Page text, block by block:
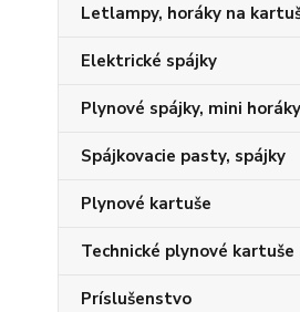
Letlampy, horáky na
Elektrické spájky
Plynové spájky, mini horáky
Spájkovacie pasty, spájky
Plynové kartuše
Technické plynové kartuše
Príslušenstvo